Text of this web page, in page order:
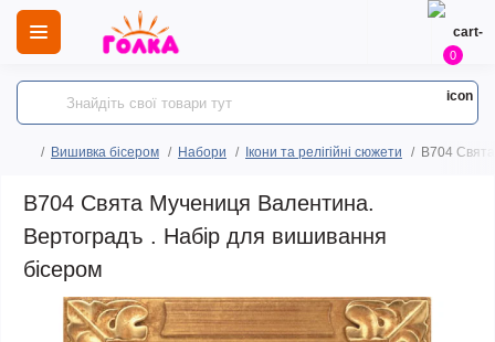
0
Вишивка бісером Набори Ікони та релігійні сюжети B704
B704 Свята Мучениця Валентина.
Вертоградъ . Набір для вишивання
бісером